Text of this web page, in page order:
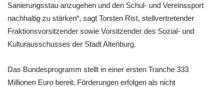
Sanierungsstau anzugehen und den Schul- und Vereinssport
nachhaltig zu stärken“, sagt Torsten Rist, stellvertretender
Fraktionsvorsitzender sowie Vorsitzender des Sozial- und
Kulturausschusses der Stadt Altenburg.
Das Bundesprogramm stellt in einer ersten Tranche 333
Millionen Euro bereit. Förderungen erfolgen als nicht